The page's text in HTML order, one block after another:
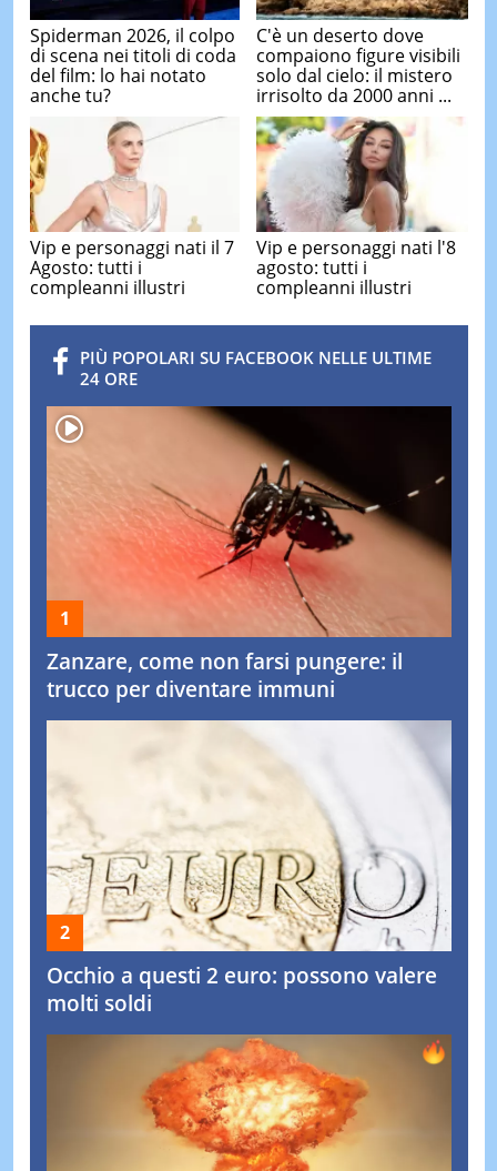
Spiderman 2026, il colpo
di scena nei titoli di coda
del film: lo hai notato
anche tu?
C'è un deserto dove
compaiono figure visibili
solo dal cielo: il mistero
irrisolto da 2000 anni ...
Vip e personaggi nati il 7
Agosto: tutti i
compleanni illustri
Vip e personaggi nati l'8
agosto: tutti i
compleanni illustri
PIÙ POPOLARI SU FACEBOOK NELLE ULTIME
24 ORE
Zanzare, come non farsi pungere: il
trucco per diventare immuni
Occhio a questi 2 euro: possono valere
molti soldi